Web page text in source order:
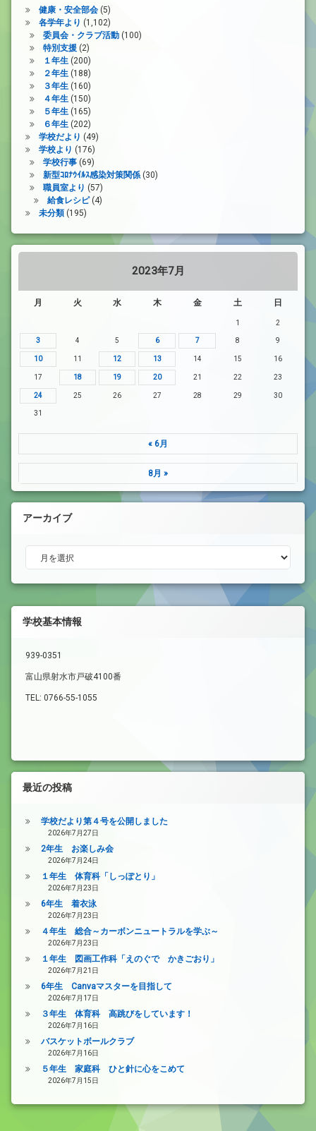
健康・安全部会(5)
各学年より (1,102)
委員会・クラブ活動(100)
特別支援(2)
１年生(200)
２年生(188)
３年生(160)
４年生(150)
５年生(165)
６年生(202)
学校だより (49)
学校より (176)
学校行事(69)
新型ｺﾛﾅｳｲﾙｽ感染対策関係(30)
職員室より (57)
給食レシピ(4)
未分類(195)
2023年7月
月 火 水 木 金 土 日
1 2
3 4 5 6 7 8 9
10 11 12 13 14 15 16
17 18 19 20 21 22 23
24 25 26 27 28 29 30
31
« 6月
8月 »
アーカイブ
アーカイブ
学校基本情報
939-0351
富山県射水市戸破4100番
TEL: 0766-55-1055
最近の投稿
学校だより第４号を公開しました
2026年7月27日
2年生 お楽しみ会
2026年7月24日
１年生 体育科「しっぽとり」
2026年7月23日
6年生 着衣泳
2026年7月23日
４年生 総合～カーボンニュートラルを学ぶ～
2026年7月23日
１年生 図画工作科「えのぐで かきごおり」
2026年7月21日
6年生 Canvaマスターを目指して
2026年7月17日
３年生 体育科 高跳びをしています！
2026年7月16日
バスケットボールクラブ
2026年7月16日
５年生 家庭科 ひと針に心をこめて
2026年7月15日